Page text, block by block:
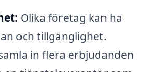
Olika företag kan ha
och tillgänglighet.
in flera erbjudanden